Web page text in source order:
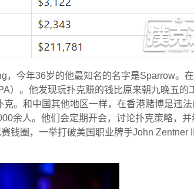
，今年36岁的他最知名的名字是Sparrow。
）。他发现玩扑克赚的钱比原来朝九晚五的
。和中国其他地区一样，在香港赌博是违
余人。他们会定期开会，讨论扑克策略，
钱圈，一举打破美国职业牌手John Zentner